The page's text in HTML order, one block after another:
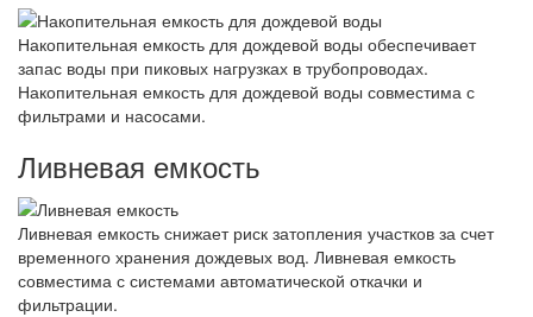
Накопительная емкость для дождевой воды обеспечивает
запас воды при пиковых нагрузках в трубопроводах.
Накопительная емкость для дождевой воды совместима с
фильтрами и насосами.
Ливневая емкость
Ливневая емкость снижает риск затопления участков за счет
временного хранения дождевых вод. Ливневая емкость
совместима с системами автоматической откачки и
фильтрации.